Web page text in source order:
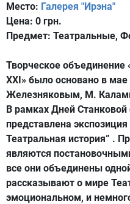
Место: Галерея "Ирэна"
Цена: 0 грн.
Предмет: Театральные,
Творческое объединение
XXI» было основано в
Железняковым, М.
В рамках Дней
представлена
Театральная история” .
являются
все они объединены
рассказывают о мире
эмоциональном, и